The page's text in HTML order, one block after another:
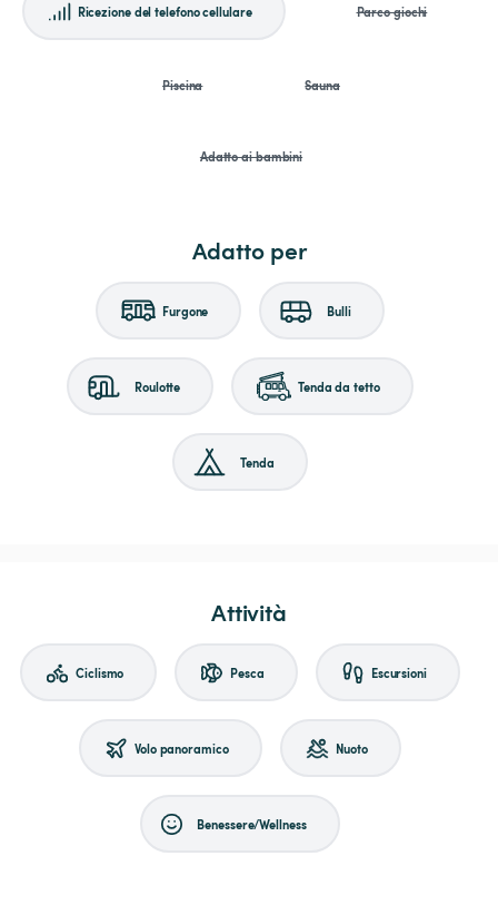
Ricezione del telefono cellulare Parco giochi
Piscina Sauna
Adatto ai bambini
Adatto per
Furgone Bulli
Roulotte Tenda da tetto
Tenda
Attività
Ciclismo Pesca Escursioni
Volo panoramico Nuoto
Benessere/Wellness